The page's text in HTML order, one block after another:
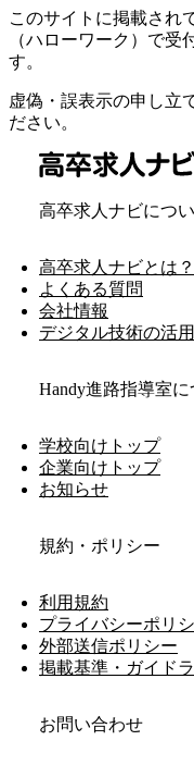
このサイトに掲載され
（ハローワーク）で受
す。
虚偽・誤表示の申し立
ださい。
高卒求人ナビにつ
高卒求人ナビとは？
よくある質問
会社情報
デジタル技術の活
Handy進路指導室に
学校向けトップ
企業向けトップ
お知らせ
規約・ポリシー
利用規約
プライバシーポリ
外部送信ポリシー
掲載基準・ガイド
お問い合わせ